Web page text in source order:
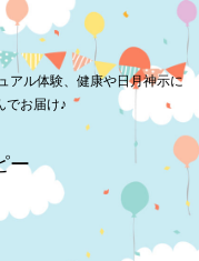
アル体験、健康や日月神示に
でお届け♪
ー